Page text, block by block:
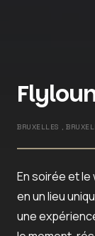
BRUXELLES ,
En soirée et
en un lieu
une